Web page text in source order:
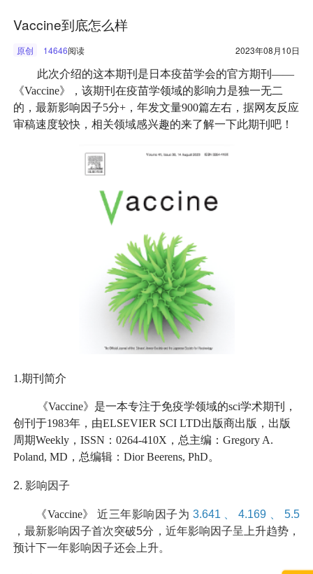
Vaccine到底怎么样
原创 14646阅读 2023年08月10日
此次介绍的这本期刊是日本疫苗学会的官方期刊——
《Vaccine》，该期刊在疫苗学领域的影响力是独一无二
的，最新影响因子5分+，年发文量900篇左右，据网友反应
审稿速度较快，相关领域感兴趣的来了解一下此期刊吧！
1.期刊简介
《Vaccine》是一本专注于免疫学领域的sci学术期刊，
创刊于1983年，由ELSEVIER SCI LTD出版商出版，出版
周期Weekly，ISSN：0264-410X，总主编：Gregory A.
Poland, MD，总编辑：Dior Beerens, PhD。
2. 影响因子
《Vaccine》 近三年影响因子为 3.641 4.169
5.5
，最新影响因子首次突破5分，近年影响因子呈上升趋势，
预计下一年影响因子还会上升。